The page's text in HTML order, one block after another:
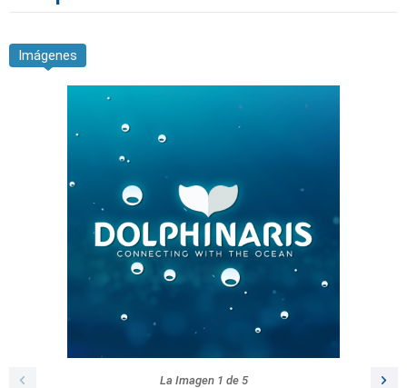
Imágenes
La Imagen 1 de 5